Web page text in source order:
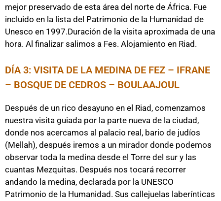
mejor preservado de esta área del norte de África. Fue
incluido en la lista del Patrimonio de la Humanidad de
Unesco en 1997.Duración de la visita aproximada de una
hora. Al finalizar salimos a Fes. Alojamiento en Riad.
DÍA 3: VISITA DE LA MEDINA DE FEZ – IFRANE
– BOSQUE DE CEDROS – BOULAAJOUL
Después de un rico desayuno en el Riad, comenzamos
nuestra visita guiada por la parte nueva de la ciudad,
donde nos acercamos al palacio real, bario de judíos
(Mellah), después iremos a un mirador donde podemos
observar toda la medina desde el Torre del sur y las
cuantas Mezquitas. Después nos tocará recorrer
andando la medina, declarada por la UNESCO
Patrimonio de la Humanidad. Sus callejuelas laberínticas